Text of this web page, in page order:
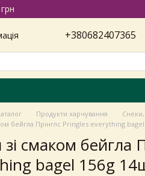
+380682407365
Продукти харчування Снеки,
бейгла Прінглс Pringles everything
смаком бейгла
bagel 156g